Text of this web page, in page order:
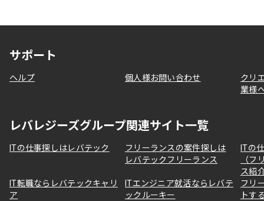
サポート
ヘルプ 個人様お問い合わせ
クリ
業様
レバレジーズグループ関連サイト一覧
ITの仕事探しはレバテック
フリーランスの案件探しは
レバテックフリーランス
ITの
（フ
ス紹
IT転職ならレバテックキャリ
ア
ITエンジニア就活ならレバテ
ックルーキー
フリ
トす